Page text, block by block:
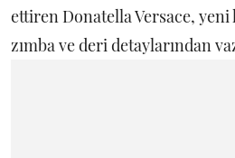
ettiren Donatella Versace,
zımba ve deri detaylarından